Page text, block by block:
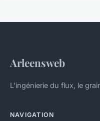
Arleensweb
L'ingénierie du flux, le
NAVIGATION